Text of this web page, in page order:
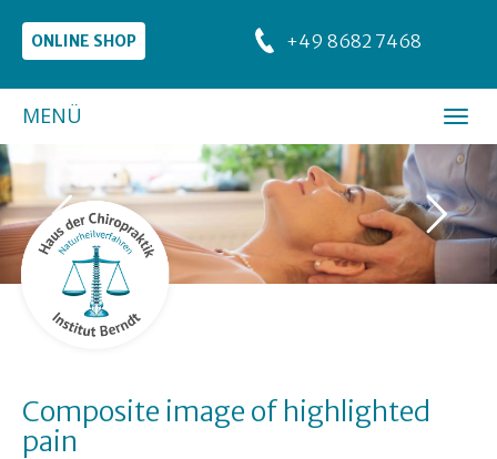
ONLINE SHOP +49 8682 7468
MENÜ
Composite image of highlighted
pain